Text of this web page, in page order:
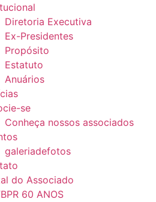
Diretoria Executiva
Ex-Presidentes
Propósito
Estatuto
Anuários
se
Conheça nossos associados
galeriadefotos
do Associado
60 ANOS